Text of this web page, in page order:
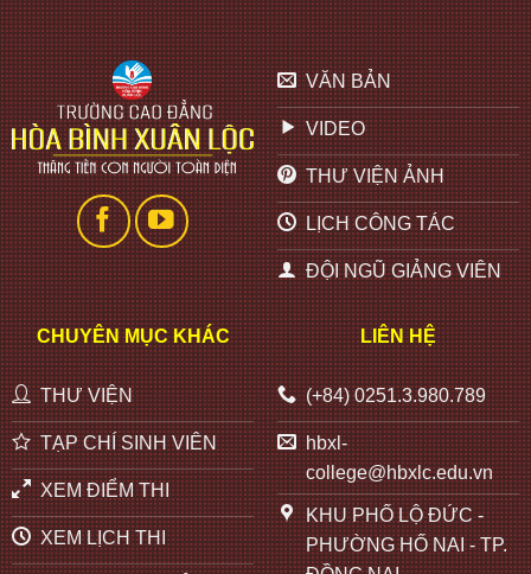
VĂN BẢN
VIDEO
THƯ VIỆN ẢNH
LỊCH CÔNG TÁC
ĐỘI NGŨ GIẢNG VIÊN
CHUYÊN MỤC KHÁC
THƯ VIỆN
TẠP CHÍ SINH VIÊN
XEM ĐIỂM THI
XEM LỊCH THI
LIÊN HỆ
(+84) 0251.3.980.789
hbxl-
college@hbxlc.edu.vn
KHU PHỐ LỘ ĐỨC -
PHƯỜNG HỐ NAI - TP.